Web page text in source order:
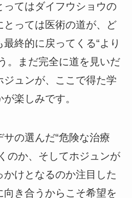
ってはダイフウショウの
とっては医術の道が、ど
終的に戻ってくる“より
。まだ完全に道を見いだ
ジュンが、ここで得た学
楽しみです。
の選んだ“危険な治療
のか、そしてホジュンが
かけとなるのか注目した
き合うからこそ希望を